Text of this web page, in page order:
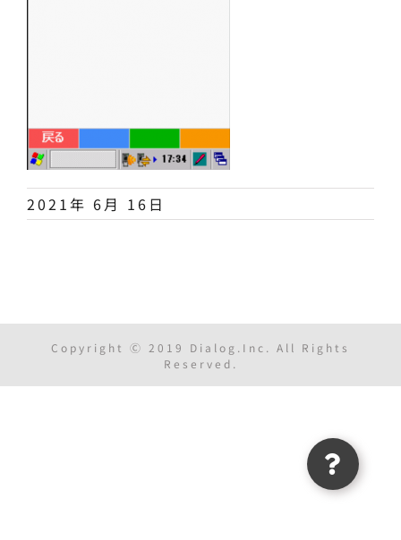
2021年 6月 16日
Copyright Ⓒ 2019 Dialog.Inc. All Rights
Reserved.